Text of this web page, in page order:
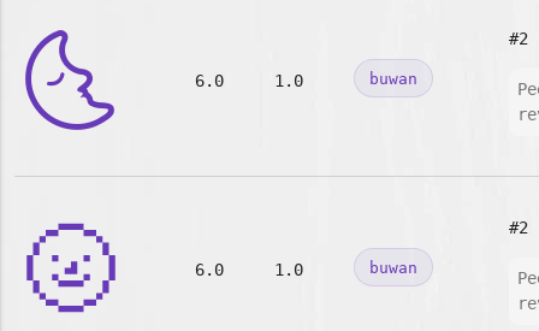
🌜 6.0 1.0 buwan
#2
🌝 6.0 1.0 buwan
#2